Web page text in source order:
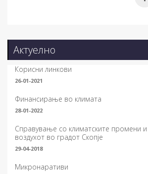
Актуелно
Корисни линкови
26-01-2021
Финансирање во климата
28-01-2022
Справување со климатските промени
воздухот во градот Скопје
29-04-2018
Микронаративи